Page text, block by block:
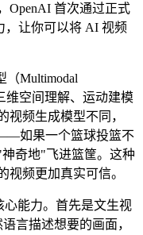
OpenAI 首次通过正式
，让你可以将 AI 视频
（Multimodal
维空间理解、运动建模
视频生成模型不同，
如果一个篮球投篮不
奇地"飞进篮筐。这种
视频更加真实可信。
心能力。首先是文生视
言描述想要的画面，